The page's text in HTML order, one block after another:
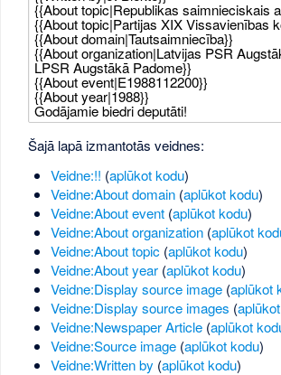
Šajā lapā izmantotās veidnes:
Veidne:!! (aplūkot kodu)
Veidne:About domain(aplūkot kodu)
Veidne:About event(aplūkot kodu)
Veidne:About organization(aplūkot
Veidne:About topic(aplūkot kodu)
Veidne:About year(aplūkot kodu)
Veidne:Display source image(aplūkot
Veidne:Display source images (
Veidne:Newspaper Article(aplūkot
Veidne:Source image(aplūkot kodu)
Veidne:Written by (aplūkot kodu)